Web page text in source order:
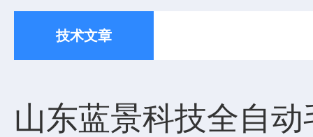
技术文章
山东蓝景科技全自